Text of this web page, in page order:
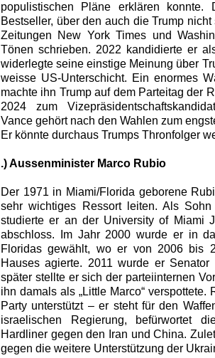
populistischen Pläne erklären konnte.
Bestseller, über den auch die Trump
Zeitungen New York Times und
Tönen schrieben. 2022 kandidierte er
widerlegte seine einstige Meinung über
weisse US-Unterschicht. Ein enormes
machte ihn Trump auf dem Parteitag der
2024 zum
Vance gehört nach den Wahlen zum
Er könnte durchaus Trumps Thronfolger
.) Aussenminister Marco Rubio
Der 1971 in Miami/Florida geborene
sehr wichtiges Ressort leiten. Als
studierte er an der University of Miami
abschloss. Im Jahr 2000 wurde er in
Floridas gewählt, wo er von 2006 bis
Hauses agierte. 2011 wurde er
später stellte er sich der parteiinternen
ihn damals als „Little Marco“ verspottete.
Party unterstützt – er steht für den
israelischen Regierung, befürwortet
Hardliner gegen den Iran und China.
gegen die weitere Unterstützung der